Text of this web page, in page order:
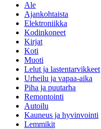
Ale
Ajankohtaista
Elektroniikka
Kodinkoneet
Kirjat
Koti
Muoti
Lelut ja lastentarvikkeet
Urheilu ja vapaa-aika
Piha ja puutarha
Remontointi
Autoilu
Kauneus ja hyvinvointi
Lemmikit